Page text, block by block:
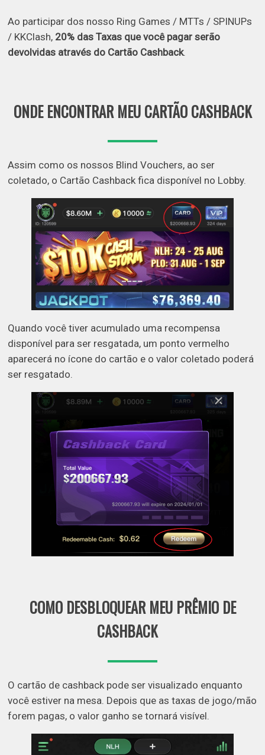
Ao participar dos nosso Ring Games / MTTs / SPINUPs
/ KKClash, 20% das Taxas que você pagar serão
devolvidas através do Cartão Cashback.
ONDE ENCONTRAR MEU CARTÃO CASHBACK
Assim como os nossos Blind Vouchers, ao ser
coletado, o Cartão Cashback fica disponível no Lobby.
Quando você tiver acumulado uma recompensa
disponível para ser resgatada, um ponto vermelho
aparecerá no ícone do cartão e o valor coletado poderá
ser resgatado.
COMO DESBLOQUEAR MEU PRÊMIO DE
CASHBACK
O cartão de cashback pode ser visualizado enquanto
você estiver na mesa. Depois que as taxas de jogo/mão
forem pagas, o valor ganho se tornará visível.